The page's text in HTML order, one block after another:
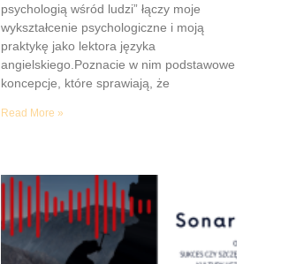
psychologią wśród ludzi” łączy moje
wykształcenie psychologiczne i moją
praktykę jako lektora języka
angielskiego.Poznacie w nim podstawowe
koncepcje, które sprawiają, że
Read More »